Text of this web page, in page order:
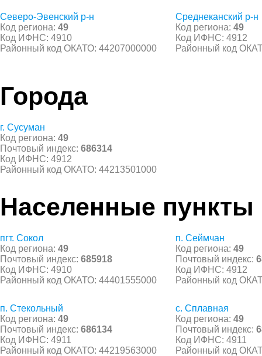
Северо-Эвенский р-н
Код региона: 49
Код ИФНС: 4910
Районный код ОКАТО: 44207000000
Среднеканский р-н
Код региона: 49
Код ИФНС: 4912
Районный код
Города
г. Сусуман
Код региона: 49
Почтовый индекс: 686314
Код ИФНС: 4912
Районный код ОКАТО: 44213501000
Населенные пункты
пгт. Сокол
Код региона: 49
Почтовый индекс: 685918
Код ИФНС: 4910
Районный код ОКАТО: 44401555000
п. Сеймчан
Код региона: 49
Почтовый индекс:
Код ИФНС: 4912
Районный код
п. Стекольный
Код региона: 49
Почтовый индекс: 686134
Код ИФНС: 4911
Районный код ОКАТО: 44219563000
с. Сплавная
Код региона: 49
Почтовый индекс:
Код ИФНС: 4911
Районный код